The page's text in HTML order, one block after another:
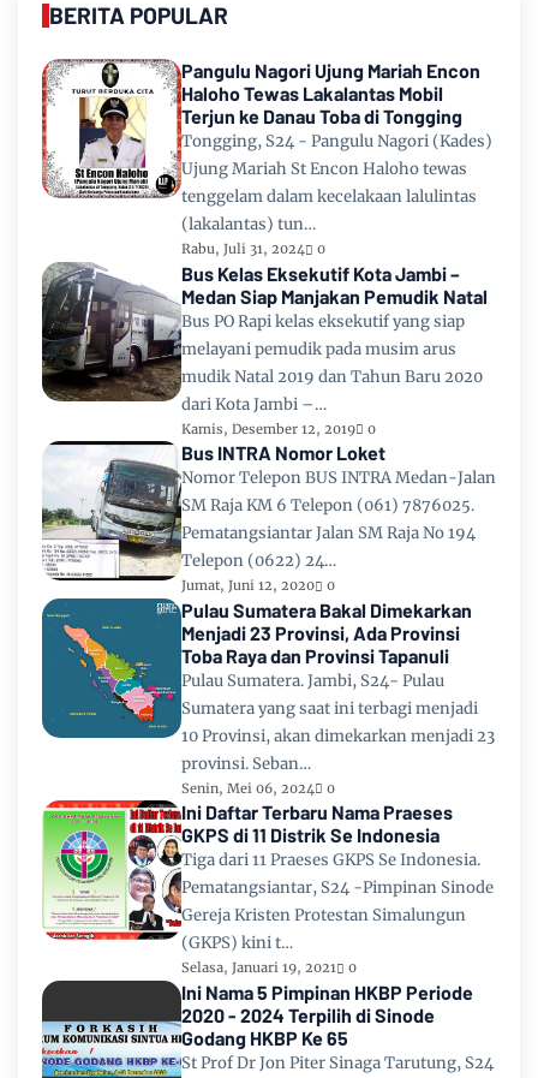
BERITA POPULAR
Pangulu Nagori Ujung Mariah Encon
Haloho Tewas Lakalantas Mobil
Terjun ke Danau Toba di Tongging
Tongging, S24 - Pangulu Nagori (Kades)
Ujung Mariah St Encon Haloho tewas
tenggelam dalam kecelakaan lalulintas
(lakalantas) tun…
Rabu, Juli 31, 2024 0
Bus Kelas Eksekutif Kota Jambi –
Medan Siap Manjakan Pemudik Natal
Bus PO Rapi kelas eksekutif yang siap
melayani pemudik pada musim arus
mudik Natal 2019 dan Tahun Baru 2020
dari Kota Jambi –…
Kamis, Desember 12, 2019 0
Bus INTRA Nomor Loket
Nomor Telepon BUS INTRA Medan-Jalan
SM Raja KM 6 Telepon (061) 7876025.
Pematangsiantar Jalan SM Raja No 194
Telepon (0622) 24…
Jumat, Juni 12, 2020 0
Pulau Sumatera Bakal Dimekarkan
Menjadi 23 Provinsi, Ada Provinsi
Toba Raya dan Provinsi Tapanuli
Pulau Sumatera. Jambi, S24- Pulau
Sumatera yang saat ini terbagi menjadi
10 Provinsi, akan dimekarkan menjadi 23
provinsi. Seban…
Senin, Mei 06, 2024 0
Ini Daftar Terbaru Nama Praeses
GKPS di 11 Distrik Se Indonesia
Tiga dari 11 Praeses GKPS Se Indonesia.
Pematangsiantar, S24 -Pimpinan Sinode
Gereja Kristen Protestan Simalungun
(GKPS) kini t…
Selasa, Januari 19, 2021 0
Ini Nama 5 Pimpinan HKBP Periode
2020 - 2024 Terpilih di Sinode
Godang HKBP Ke 65
St Prof Dr Jon Piter Sinaga Tarutung, S24